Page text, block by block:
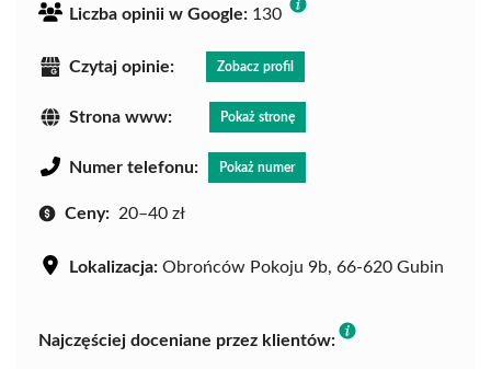
Liczba opinii w Google: 130
Czytaj opinie: Zobacz profil
Strona www: Pokaż stronę
Numer telefonu: Pokaż numer
Ceny: 20–40 zł
Lokalizacja: Obrońców Pokoju 9b, 66-620 Gubin
Najczęściej doceniane przez klientów: